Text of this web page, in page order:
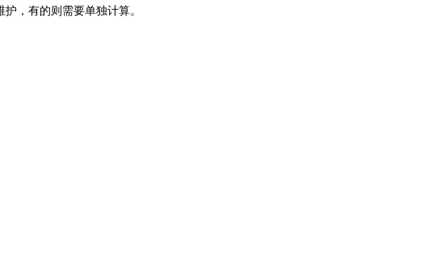
，有的则需要单独计算。